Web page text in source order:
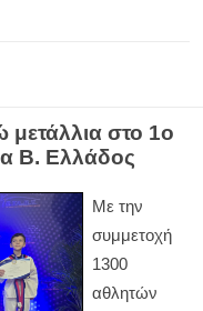
στο 1ο
Β. Ελλάδος
Με την
συμμετοχή
1300
αθλητών